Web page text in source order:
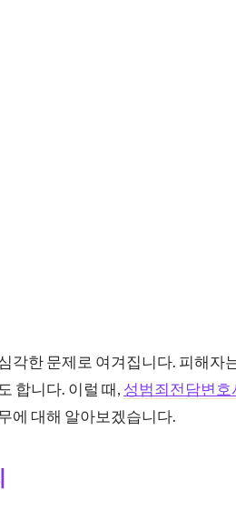
각한 문제로 여겨집니다. 피해자
합니다. 이럴 때, 성범죄전담변호
에 대해 알아보겠습니다.